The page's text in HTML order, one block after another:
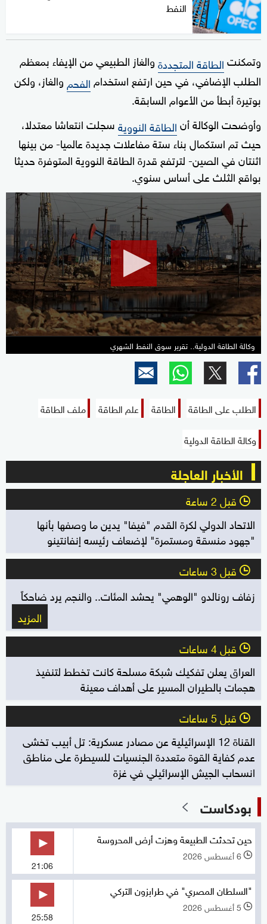
النفط
وتمكنتالطاقة المتجددةوالغاز الطبيعي من الإيفاء بمعظم
الطلب الإضافي، في حين ارتفع استخدام الفحم والغاز، ولكن
بوتيرة أبطأ من الأعوام السابقة.
وأوضحت الوكالة أنالطاقة النوويةسجلت انتعاشا معتدلا،
حيث تم استكمال بناء ستة مفاعلات جديدة عالميا- من بينها
اثنتان في الصين- لترتفع قدرة الطاقة النووية المتوفرة حديثا
بواقع الثلث على أساس سنوي.
seconds
of
minute,
19
seconds
وكالة الطاقة الدولية.. تقرير سوق النفط الشهري
الطلب على الطاقة الطاقة علم الطاقة
ملف الطاقة
وكالة الطاقة الدولية
الأخبار العاجلة
l قبل 2 ساعة
الاتحاد الدولي لكرة القدم "فيفا" يدين ما وصفها بأنها
"جهود منسقة ومستمرة" لإضعاف رئيسه إنفانتينو
l قبل 3 ساعات
زفاف رونالدو "الوهمي" يحشد المئات.. والنجم يرد ضاحكاً
المزيد
l قبل 4 ساعات
العراق يعلن تفكيك شبكة مسلحة كانت تخطط لتنفيذ
هجمات بالطيران المسير على أهداف معينة
l قبل 5 ساعات
القناة 12 الإسرائيلية عن مصادر عسكرية: تل أبيب تخشى
عدم كفاية القوة متعددة الجنسيات للسيطرة على مناطق
انسحاب الجيش الإسرائيلي في غزة
بودكاست
حين تحدثت الطبيعة وهزت أرض المحروسة
l 6 أغسطس 2026
21:06
"السلطان المصري" في طرابزون التركي
l 5 أغسطس 2026
25:58